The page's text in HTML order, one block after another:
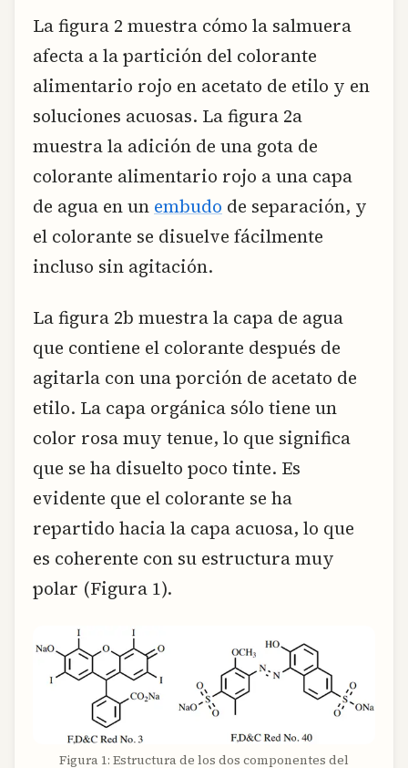
La figura 2 muestra cómo la salmuera
afecta a la partición del colorante
alimentario rojo en acetato de etilo y en
soluciones acuosas. La figura 2a
muestra la adición de una gota de
colorante alimentario rojo a una capa
de agua en un embudo de separación, y
el colorante se disuelve fácilmente
incluso sin agitación.
La figura 2b muestra la capa de agua
que contiene el colorante después de
agitarla con una porción de acetato de
etilo. La capa orgánica sólo tiene un
color rosa muy tenue, lo que significa
que se ha disuelto poco tinte. Es
evidente que el colorante se ha
repartido hacia la capa acuosa, lo que
es coherente con su estructura muy
polar (Figura 1).
Figura 1: Estructura de los dos componentes del